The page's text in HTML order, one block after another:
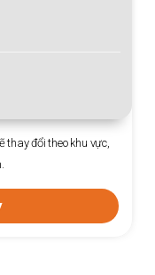
đổi theo khu vực,